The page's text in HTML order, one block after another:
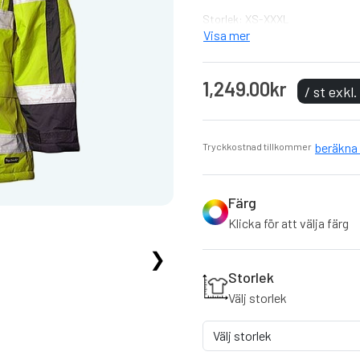
❯
Storlek: XS-XXXL
Varseljackan uppfyller
Svenskt märke
Visa mer
1,249.00kr / st exkl.
Tryckkostnad tillkommer
Färg
Klicka för att välja färg
Storlek
Välj storlek